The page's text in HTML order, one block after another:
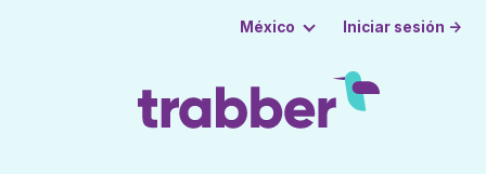
México Iniciar sesión →